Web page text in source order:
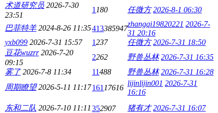
术道研究员 2026-7-30
23:51
1 180 任微方 2026-8-1 06:30
巴菲特羊 2024-8-26 11:35413385947
zhangqi19820221 2026-7-
31 20:16
yxb099 2026-7-31 15:57 1237 任微方 2026-7-31 18:50
豆花wuzrr 2026-7-20
09:15
2262 野兽丛林 2026-7-31 16:35
雾了 2026-7-8 11:34 11488 野兽丛林 2026-7-31 16:28
周期瞭望 2026-5-11 11:17161 17616
lijinlijin001 2026-7-31
16:16
东和二队 2026-7-10 11:11 352907 猪有才 2026-7-31 16:07